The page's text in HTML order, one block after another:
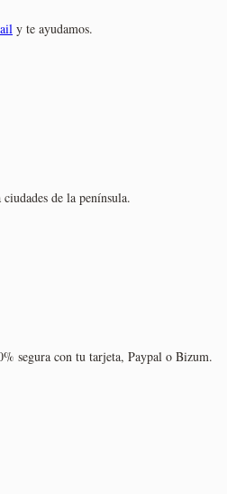
y te ayudamos.
de la península.
segura con tu tarjeta, Paypal o Bizum.